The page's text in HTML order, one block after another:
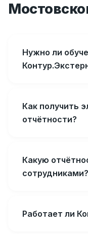
Нужно ли
Как получить
отчётности?
Какую
сотрудниками?
Работает ли